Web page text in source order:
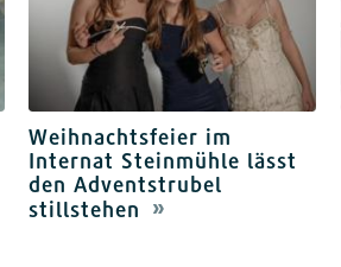
Weihnachtsfeier im
Internat Steinmühle lässt
den Adventstrubel
stillstehen